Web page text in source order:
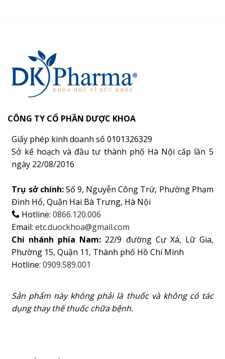
CÔNG TY CỔ PHẦN DƯỢC KHOA
Giấy phép kinh doanh số 0101326329
Sở kế hoạch và đầu tư thành phố Hà Nội cấp lần 5
ngày 22/08/2016
Trụ sở chính:Số 9, Nguyễn Công Trứ, Phường Phạm
Đình Hổ, Quận Hai Bà Trưng, Hà Nội
Hotline:0866.120.006
Email:etc.duockhoa@gmail.com
Chi nhánh phía Nam: 22/9 đường Cư Xá, Lữ Gia,
Phường 15, Quận 11, Thành phố Hồ Chí Minh
Hotline:0909.589.001
Sản phẩm này không phải là thuốc và không có tác
dụng thay thế thuốc chữa bệnh.